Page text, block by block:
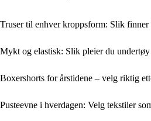
Truser til enhver kroppsform: Slik finner
Mykt og elastisk: Slik pleier du
Boxershorts for årstidene – velg riktig
Pusteevne i hverdagen: Velg tekstiler